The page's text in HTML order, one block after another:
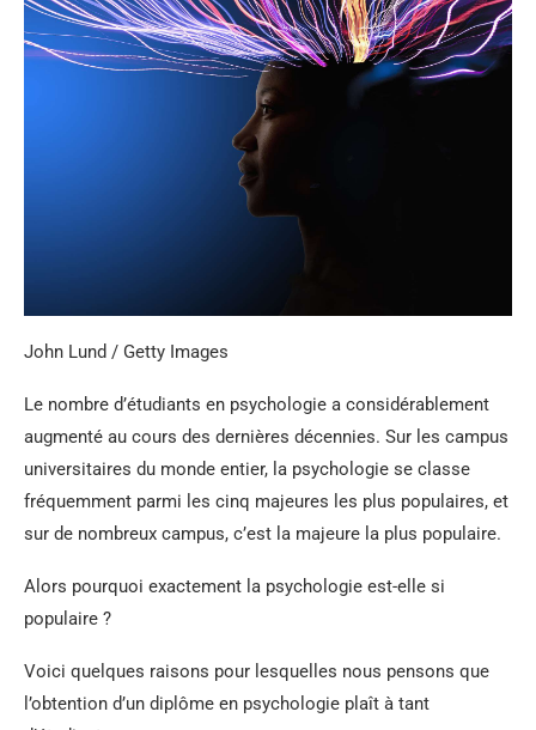
John Lund / Getty Images
Le nombre d’étudiants en psychologie a considérablement
augmenté au cours des dernières décennies. Sur les campus
universitaires du monde entier, la psychologie se classe
fréquemment parmi les cinq majeures les plus populaires, et
sur de nombreux campus, c’est la majeure la plus populaire.
Alors pourquoi exactement la psychologie est-elle si
populaire ?
Voici quelques raisons pour lesquelles nous pensons que
l’obtention d’un diplôme en psychologie plaît à tant